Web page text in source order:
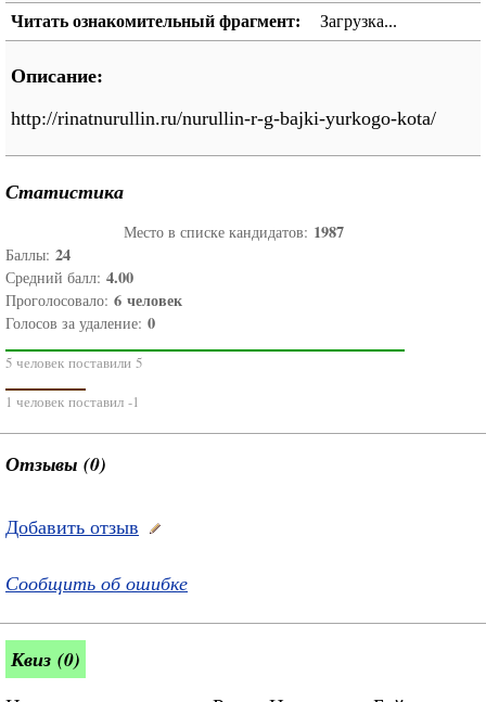
Читать ознакомительный фрагмент: Загрузка...
Описание:
http://rinatnurullin.ru/nurullin-r-g-bajki-yurkogo-kota/
Статистика
Место в списке кандидатов: 1987
Баллы: 24
Средний балл: 4.00
Проголосовало: 6 человек
Голосов за удаление: 0
5 человек поставили 5
1 человек поставил -1
Отзывы (0)
Добавить отзыв
Сообщить об ошибке
Квиз (0)